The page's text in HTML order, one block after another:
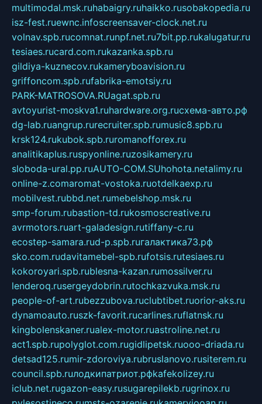
multimodal.msk.ruhabaigry.ruhaikko.rusobakopedia.ru
isz-fest.ruewnc.infoscreensaver-clock.net.ru
volnav.spb.rucomnat.runpf.net.ru7bit.pp.rukalugatur.ru
tesiaes.rucard.com.rukazanka.spb.ru
gildiya-kuznecov.rukameryboavision.ru
griffoncom.spb.rufabrika-emotsiy.ru
PARK-MATROSOVA.RUagat.spb.ru
avtoyurist-moskva1.ruhardware.org.ruсхема-авто.рф
dg-lab.ruangrup.rurecruiter.spb.rumusic8.spb.ru
krsk124.rukubok.spb.ruromanofforex.ru
analitikaplus.ruspyonline.ruzosikamery.ru
sloboda-ural.pp.ruAUTO-COM.SUhohota.netalimy.ru
online-z.comaromat-vostoka.ruotdelkaexp.ru
mobilvest.rubbd.net.rumebelshop.msk.ru
smp-forum.rubastion-td.rukosmoscreative.ru
avrmotors.ruart-galadesign.rutiffany-c.ru
ecostep-samara.rud-p.spb.ruгалактика73.рф
sko.com.rudavitamebel-spb.rufotsis.rutesiaes.ru
kokoroyari.spb.rublesna-kazan.rumossilver.ru
lenderoq.rusergeydobrin.rutochkazvuka.msk.ru
people-of-art.rubezzubova.ruclubtibet.ruorior-aks.ru
dynamoauto.ruszk-favorit.rucarlines.ruflatnsk.ru
kingbolenskaner.rualex-motor.ruastroline.net.ru
act1.spb.rupolyglot.com.rugidlipetsk.ruooo-driada.ru
detsad125.rumir-zdoroviya.rubruslanovo.rusiterem.ru
council.spb.ruлодкипатриот.рфkafekolizey.ru
iclub.net.rugazon-easy.rusugarepilekb.rugrinox.ru